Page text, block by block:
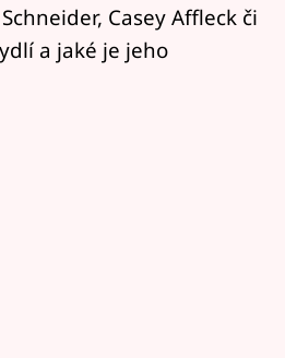
Casey Affleck či
a jaké je jeho